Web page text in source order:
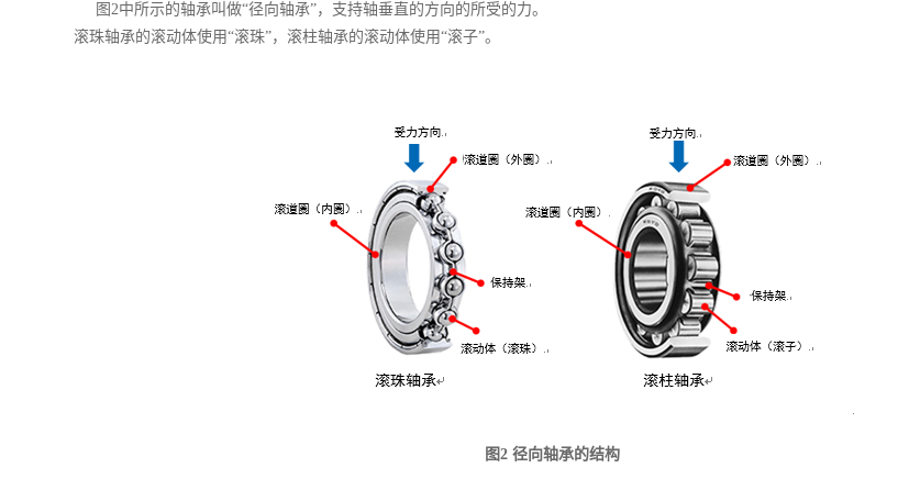
图2中所示的轴承叫做“径向轴承”，支持轴垂直的方向的所受的力。
滚珠轴承的滚动体使用“滚珠”，滚柱轴承的滚动体使用“滚子”。
图2 径向轴承的结构